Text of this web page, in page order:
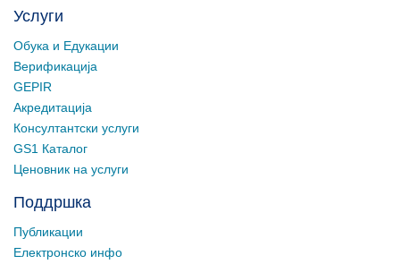
Услуги
Обука и Едукации
Верификација
GEPIR
Акредитација
Консултантски услуги
GS1 Каталог
Ценовник на услуги
Поддршка
Публикации
Електронско инфо